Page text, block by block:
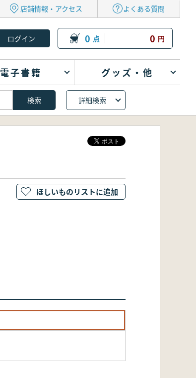
店舗情報・アクセス よくある質問
0 点 0 円
電子書籍 グッズ・他
詳細検索
ほしいものリストに追加